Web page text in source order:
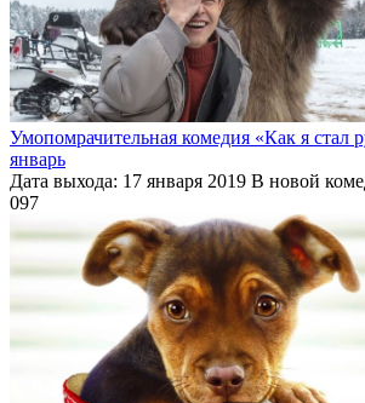
Умопомрачительная комедия «Как я стал
январь
Дата выхода: 17 января 2019 В новой
097